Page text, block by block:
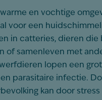
warme en vochtige
voor een
in catteries, dieren die
of samenleven met
lopen een
parasitaire infectie.
kan door stress